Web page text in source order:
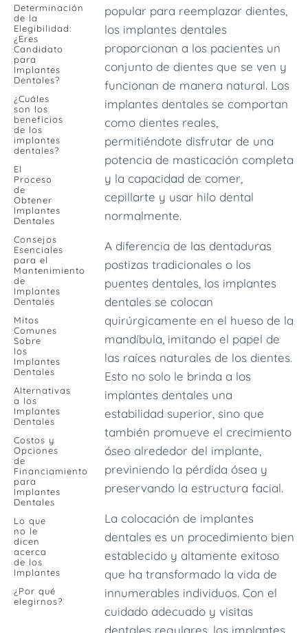
Determinación
de la
Elegibilidad:
¿Eres
Candidato
para
Implantes
Dentales?
¿Cuáles
son los
beneficios
de los
implantes
dentales?
El
Proceso
de
Obtener
Implantes
Dentales
Consejos
Esenciales
para el
Mantenimiento
de
Implantes
Dentales
Mitos
Comunes
Sobre
los
Implantes
Dentales
Alternativas
a los
Implantes
Dentales
Costos y
Opciones
de
Financiamiento
para
Implantes
Dentales
Lo que
no le
dicen
acerca
de los
Implantes
¿Por qué
elegirnos?
popular para reemplazar dientes,
los implantes dentales
proporcionan a los pacientes un
conjunto de dientes que se ven y
funcionan de manera natural. Los
implantes dentales se comportan
como dientes reales,
permitiéndote disfrutar de una
potencia de masticación completa
y la capacidad de comer,
cepillarte y usar hilo dental
normalmente.
A diferencia de las dentaduras
postizas tradicionales o los
puentes dentales, los implantes
dentales se colocan
quirúrgicamente en el hueso de la
mandíbula, imitando el papel de
las raíces naturales de los dientes.
Esto no solo le brinda a los
implantes dentales una
estabilidad superior, sino que
también promueve el crecimiento
óseo alrededor del implante,
previniendo la pérdida ósea y
preservando la estructura facial.
La colocación de implantes
dentales es un procedimiento bien
establecido y altamente exitoso
que ha transformado la vida de
innumerables individuos. Con el
cuidado adecuado y visitas
dentales regulares, los implantes